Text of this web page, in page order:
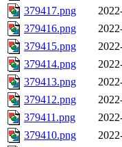
379417.png
379416.png
379415.png
379414.png
379413.png
379412.png
379411.png
379410.png